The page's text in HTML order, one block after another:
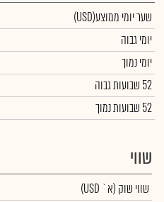
שער יומי ממוצע(USD)
יומי גבוה
יומי נמוך
52 שבועות גבוה
52 שבועות נמוך
שווי
שווי שוק (א` USD)